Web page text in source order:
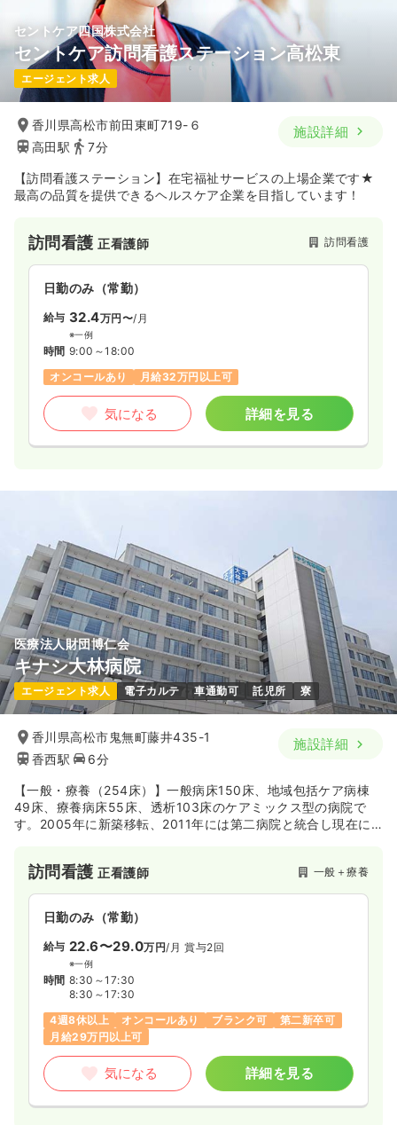
セントケア四国株式会社
セントケア訪問看護ステーション高松東
エージェント求人
香川県高松市前田東町719-６
高田駅
7分
施設詳細
【訪問看護ステーション】在宅福祉サービスの上場企業です★
最高の品質を提供できるヘルスケア企業を目指しています！
訪問看護正看護師 訪問看護
日勤のみ（常勤）
給与 32.4万円〜/月
※一例
時間 9:00～18:00
オンコールあり
月給32万円以上可
気になる 詳細を見る
医療法人財団博仁会
キナシ大林病院
エージェント求人 電子カルテ 車通勤可 託児所 寮
香川県高松市鬼無町藤井435-1
香西駅
6分
施設詳細
【一般・療養（254床）】一般病床150床、地域包括ケア病棟
49床、療養病床55床、透析103床のケアミックス型の病院で
す。2005年に新築移転、2011年には第二病院と統合し現在に
援制度を設けています。院内保育所・無料駐車場の利用可能
で、働きやすい環境を整えています。
訪問看護正看護師 一般＋療養
日勤のみ（常勤）
給与 22.6〜29.0万円/月 賞与2回
※一例
時間 8:30～17:30
8:30～17:30
4週8休以上
オンコールあり ブランク可
第二新卒可
月給29万円以上可
気になる 詳細を見る